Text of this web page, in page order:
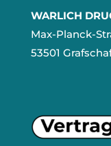
WARLICH
Max-Planck-
53501